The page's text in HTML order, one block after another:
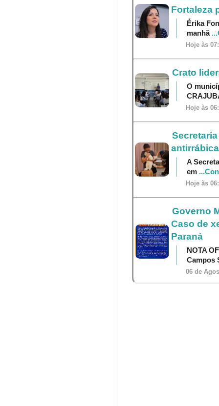
Fortaleza
Érika
manhã
Hoje às
Crato
O
Hoje às
A
em
Hoje às
Governo
Caso de
Paraná
NOTA
Campos
06 de